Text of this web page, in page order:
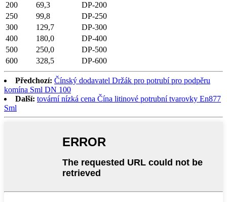
200
69,3
DP-200
250
99,8
DP-250
300
129,7
DP-300
400
180,0
DP-400
500
250,0
DP-500
600
328,5 DP-600
Předchozí: Čínský dodavatel Držák pro potrubí pro podpěru
komína Sml DN 100
Další: tovární nízká cena Čína litinové potrubní tvarovky En877
Sml